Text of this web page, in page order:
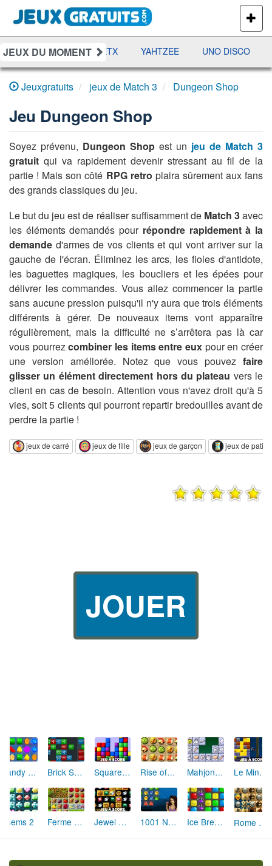
PLUS
DE
JEUX
JEUX DU MOMENT
RAMI JETX YAHTZEE UNO DISCO
Jeuxgratuits jeux de Match 3 Dungeon Shop
Jeu Dungeon Shop
Soyez prévenu, Dungeon Shop est un jeu de Match 3
gratuit qui va rapidement devenir stressant au fil de la
partie ! Mais son côté RPG retro plaira sûrement aux fans
des grands classiques du jeu.
Le but du jeu est de réaliser suffisamment de Match 3avec
les éléments demandés pour répondre rapidement à la
demande d'armes de vos clients et qui vont arriver sur la
gauche de l'écran. Éliminez les arcs, les fioles d'antidote,
les baguettes magiques, les boucliers et les épées pour
délivrer les commandes. Vous allez commencer la partie
sans aucune pression puisqu'il n'y aura que trois éléments
différents à gérer. De nouveaux items vont apparaître
régulièrement, mais la difficulté ne s’arrêtera pas là car
vous pourrezcombiner les items entre eux pour en créer
une version améliorée. Notez que vous pouvez faire
glisser un élément directement hors du plateau vers le
client en cas de besoin. Attention vous n'avez droit qu'à 5
vies, soit 5 clients qui pourront repartir bredouilles avant de
perdre la partie !
jeux de carré jeux de fille jeux de garçon jeux de
JOUER
2048 en ligne Ancient Maya Treasures Snow Queen 4 Galactic Gems 2 (level pack) Candy Crush Saga
Text Twist 2 Bomboozle Adamas Deep Voyage Fruit Match Puzzle Blocks